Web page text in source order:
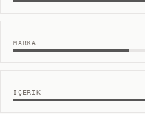
MARKA
İÇERIK